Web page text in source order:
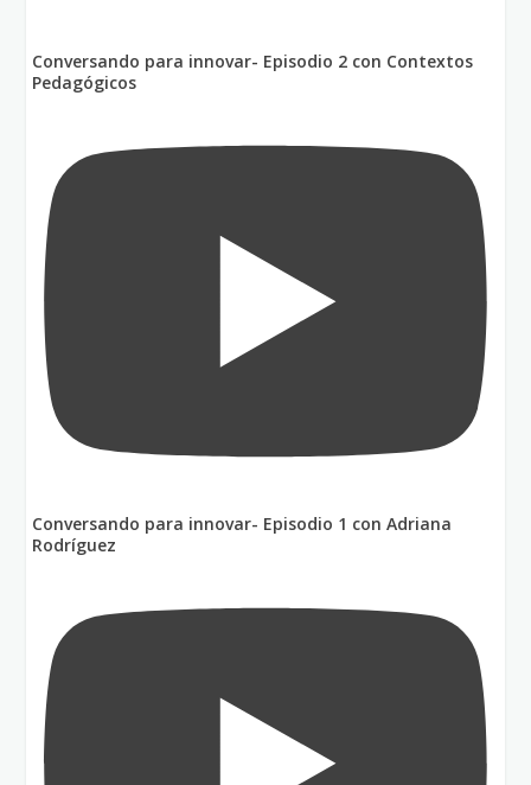
Conversando para innovar- Episodio 2 con Contextos
Pedagógicos
Conversando para innovar- Episodio 1 con Adriana
Rodríguez